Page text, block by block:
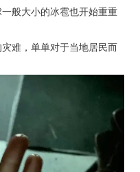
般大小的冰雹也开始重重
难，单单对于当地居民而